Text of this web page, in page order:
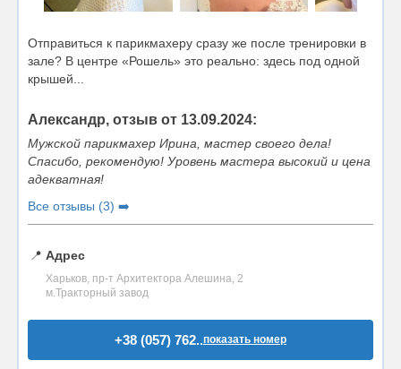
Отправиться к парикмахеру сразу же после тренировки в
зале? В центре «Рошель» это реально: здесь под одной
крышей...
Александр, отзыв от 13.09.2024:
Мужской парикмахер Ирина, мастер своего дела!
Спасибо, рекомендую! Уровень мастера высокий и цена
адекватная!
Все отзывы (3) ➡️
📍 Адрес
Харьков, пр-т Архитектора Алешина, 2
м.Тракторный завод
+38 (057) 762..показать номер